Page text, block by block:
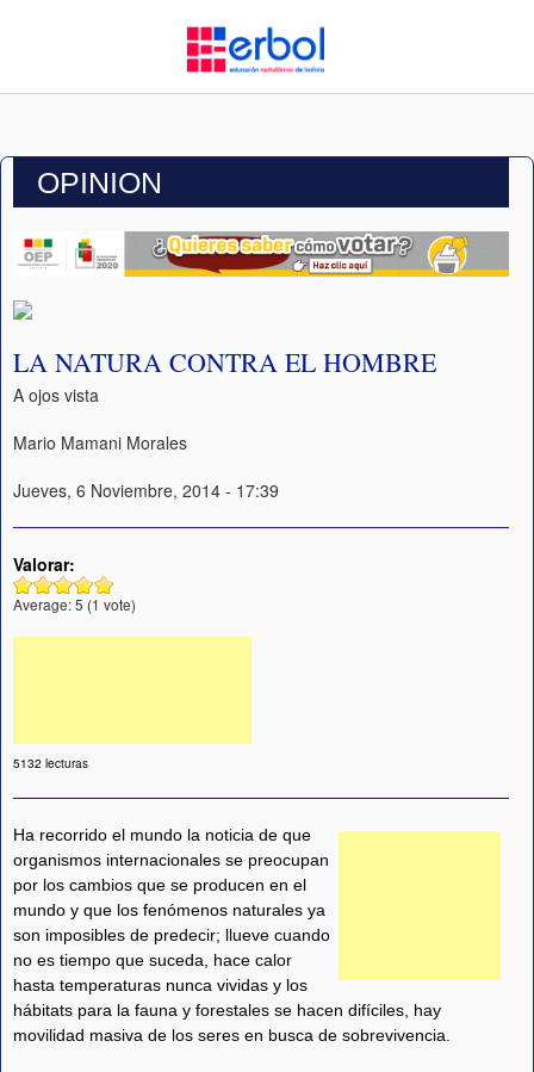
OPINION
LA NATURA CONTRA EL HOMBRE
A ojos vista
Mario Mamani Morales
Jueves, 6 Noviembre, 2014 - 17:39
Valorar:
Average:5 (1 vote)
5132 lecturas
Ha recorrido el mundo la noticia de que
organismos internacionales se preocupan
por los cambios que se producen en el
mundo y que los fenómenos naturales ya
son imposibles de predecir; llueve cuando
no es tiempo que suceda, hace calor
hasta temperaturas nunca vividas y los
hábitats para la fauna y forestales se hacen difíciles, hay
movilidad masiva de los seres en busca de sobrevivencia.